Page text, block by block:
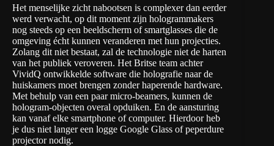
Het menselijke zicht nabootsen is complexer dan eerder
werd verwacht, op dit moment zijn hologrammakers
nog steeds op een beeldscherm of smartglasses die de
omgeving écht kunnen veranderen met hun projecties.
Zolang dit niet bestaat, zal de technologie niet de harten
van het publiek veroveren. Het Britse team achter
VividQ ontwikkelde software die holografie naar de
huiskamers moet brengen zonder haperende hardware.
Met behulp van een paar micro-beamers, kunnen de
hologram-objecten overal opduiken. En de aansturing
kan vanaf elke smartphone of computer. Hierdoor heb
je dus niet langer een logge Google Glass of peperdure
projector nodig.